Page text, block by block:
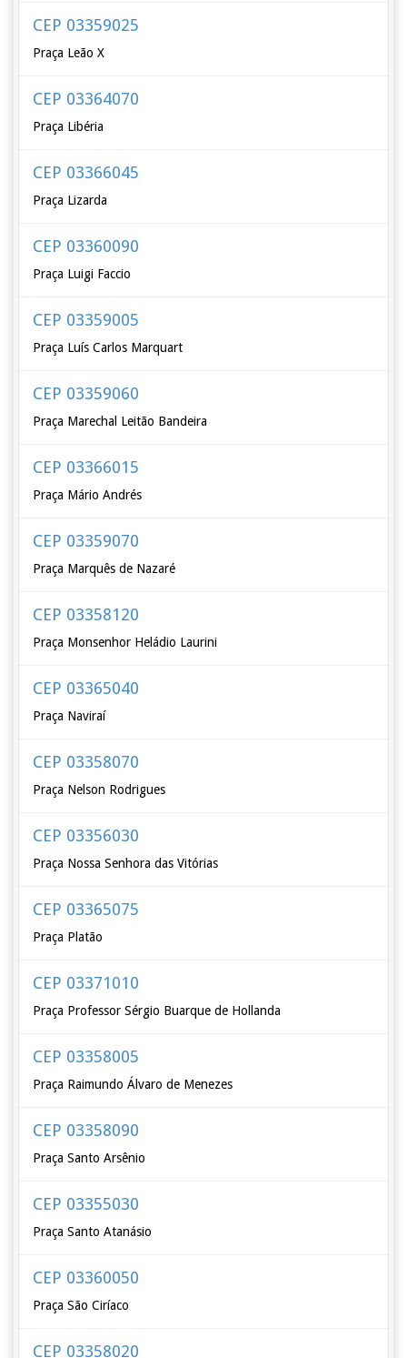
CEP 03359025
Praça Leão X
CEP 03364070
Praça Libéria
CEP 03366045
Praça Lizarda
CEP 03360090
Praça Luigi Faccio
CEP 03359005
Praça Luís Carlos Marquart
CEP 03359060
Praça Marechal Leitão Bandeira
CEP 03366015
Praça Mário Andrés
CEP 03359070
Praça Marquês de Nazaré
CEP 03358120
Praça Monsenhor Heládio Laurini
CEP 03365040
Praça Naviraí
CEP 03358070
Praça Nelson Rodrigues
CEP 03356030
Praça Nossa Senhora das Vitórias
CEP 03365075
Praça Platão
CEP 03371010
Praça Professor Sérgio Buarque de Hollanda
CEP 03358005
Praça Raimundo Álvaro de Menezes
CEP 03358090
Praça Santo Arsênio
CEP 03355030
Praça Santo Atanásio
CEP 03360050
Praça São Ciríaco
CEP 03358020